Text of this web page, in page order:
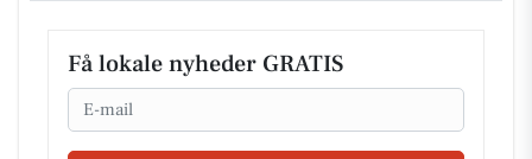
Få lokale nyheder GRATIS
Email